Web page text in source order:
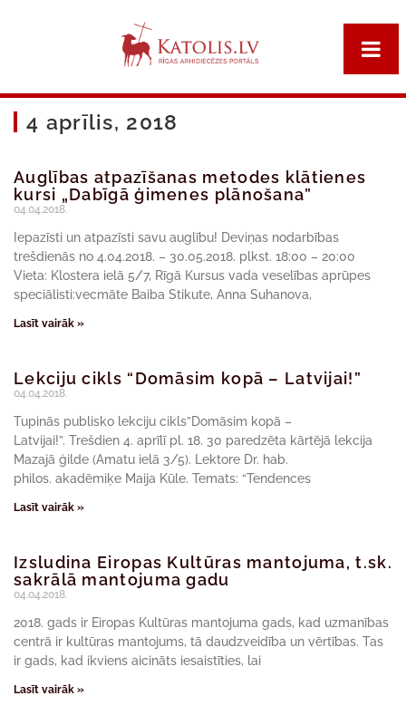
4 aprīlis, 2018
Auglības atpazīšanas metodes klātienes
kursi „Dabīgā ģimenes plānošana”
04.04.2018.
Iepazīsti un atpazīsti savu auglību! Deviņas nodarbības
trešdienās no 4.04.2018. – 30.05.2018. plkst. 18:00 – 20:00
Vieta: Klostera ielā 5/7, Rīgā Kursus vada veselības aprūpes
speciālisti:vecmāte Baiba Stikute, Anna Suhanova,
Lasīt vairāk »
Lekciju cikls “Domāsim kopā – Latvijai!”
04.04.2018.
Tupinās publisko lekciju cikls”Domāsim kopā –
Latvijai!”. Trešdien 4. aprīlī pl. 18. 30 paredzēta kārtējā lekcija
Mazajā ģilde (Amatu ielā 3/5). Lektore Dr. hab.
philos. akadēmiķe Maija Kūle. Temats: “Tendences
Lasīt vairāk »
Izsludina Eiropas Kultūras mantojuma, t.sk.
sakrālā mantojuma gadu
04.04.2018.
2018. gads ir Eiropas Kultūras mantojuma gads, kad uzmanības
centrā ir kultūras mantojums, tā daudzveidība un vērtības. Tas
ir gads, kad ikviens aicināts iesaistīties, lai
Lasīt vairāk »